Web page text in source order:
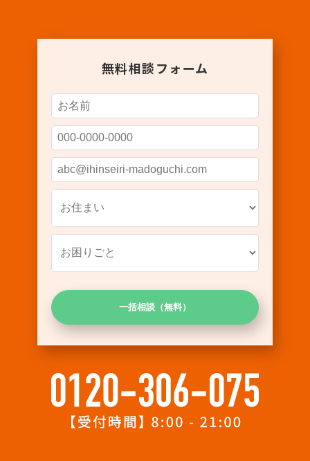
無料相談フォーム